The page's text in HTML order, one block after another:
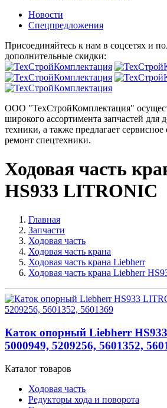
Новости
Спецпредложения
Присоединяйтесь к нам в соцсетях и
дополнительные скидки:
ООО "ТехСтройКомплектация"
широкого ассортимента запчастей для
техники, а также предлагает
ремонт спецтехники.
Ходовая часть
HS933 LITRONIC
Главная
Запчасти
Ходовая часть
Ходовая часть крана
Ходовая часть крана Liebherr
Ходовая часть крана Liebherr
Каток опорный Liebherr
5000949, 5209256, 5601352,
Каталог товаров
Ходовая часть
Редукторы хода и поворота